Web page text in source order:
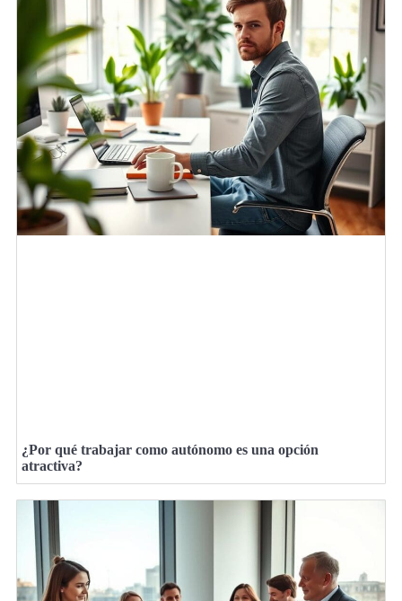
¿Por qué trabajar como autónomo es una opción
atractiva?